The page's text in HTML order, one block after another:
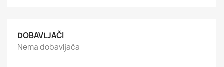
DOBAVLJAČI
Nema dobavljača